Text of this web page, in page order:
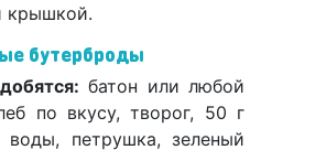
крышкой.
бутерброды
батон или любой
по вкусу, творог, 50 г
воды, петрушка, зеленый